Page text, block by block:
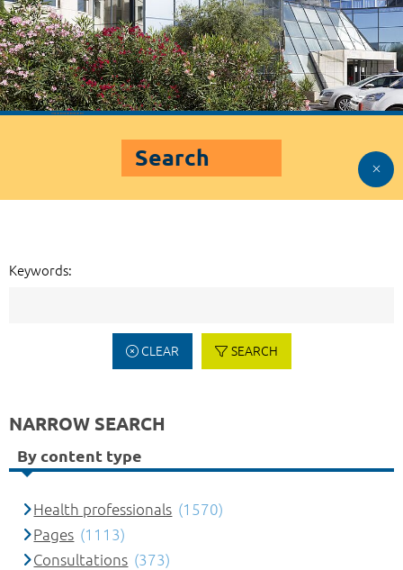
Search
Keywords:
CLEAR SEARCH
NARROW SEARCH
By content type
Health professionals (1570)
Pages (1113)
Consultations (373)